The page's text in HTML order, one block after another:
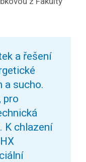
a řešení
a sucho.
pro
K chlazení